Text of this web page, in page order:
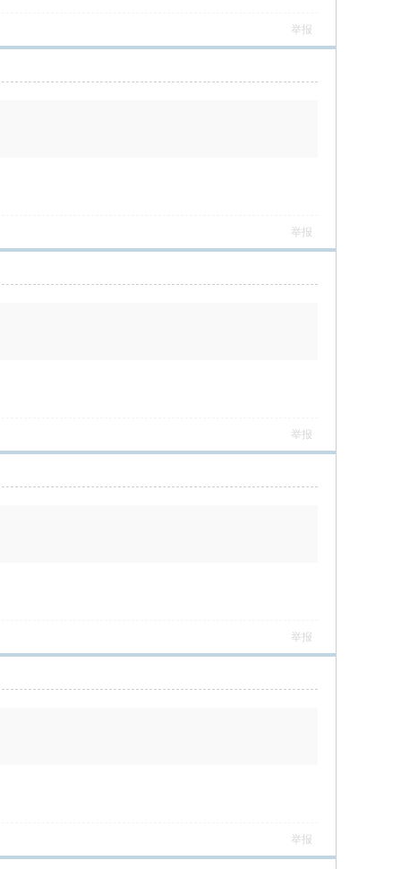
举报
举报
举报
举报
举报